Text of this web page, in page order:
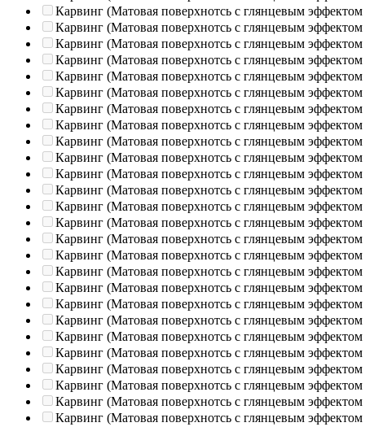
Карвинг (Матовая поверхнотсь с глянцевым эффектом
Карвинг (Матовая поверхнотсь с глянцевым эффектом
Карвинг (Матовая поверхнотсь с глянцевым эффектом
Карвинг (Матовая поверхнотсь с глянцевым эффектом
Карвинг (Матовая поверхнотсь с глянцевым эффектом
Карвинг (Матовая поверхнотсь с глянцевым эффектом
Карвинг (Матовая поверхнотсь с глянцевым эффектом
Карвинг (Матовая поверхнотсь с глянцевым эффектом
Карвинг (Матовая поверхнотсь с глянцевым эффектом
Карвинг (Матовая поверхнотсь с глянцевым эффектом
Карвинг (Матовая поверхнотсь с глянцевым эффектом
Карвинг (Матовая поверхнотсь с глянцевым эффектом
Карвинг (Матовая поверхнотсь с глянцевым эффектом
Карвинг (Матовая поверхнотсь с глянцевым эффектом
Карвинг (Матовая поверхнотсь с глянцевым эффектом
Карвинг (Матовая поверхнотсь с глянцевым эффектом
Карвинг (Матовая поверхнотсь с глянцевым эффектом
Карвинг (Матовая поверхнотсь с глянцевым эффектом
Карвинг (Матовая поверхнотсь с глянцевым эффектом
Карвинг (Матовая поверхнотсь с глянцевым эффектом
Карвинг (Матовая поверхнотсь с глянцевым эффектом
Карвинг (Матовая поверхнотсь с глянцевым эффектом
Карвинг (Матовая поверхнотсь с глянцевым эффектом
Карвинг (Матовая поверхнотсь с глянцевым эффектом
Карвинг (Матовая поверхнотсь с глянцевым эффектом
Карвинг (Матовая поверхнотсь с глянцевым эффектом